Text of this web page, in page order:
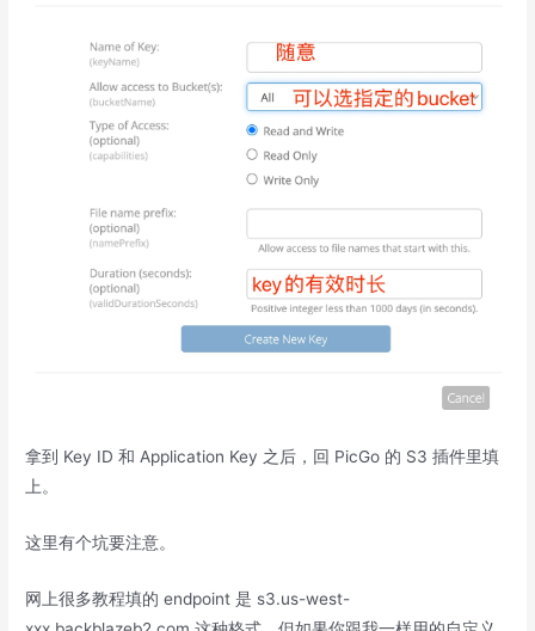
拿到 Key ID 和 Application Key 之后，回 PicGo 的 S3 插件里填
上。
这里有个坑要注意。
网上很多教程填的 endpoint 是 s3.us-west-